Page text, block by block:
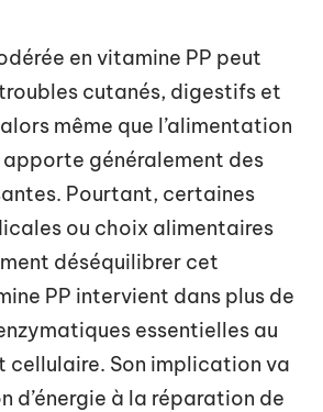
en vitamine PP peut
cutanés, digestifs et
même que l’alimentation
généralement des
Pourtant, certaines
ou choix alimentaires
déséquilibrer cet
PP intervient dans plus de
essentielles au
cellulaire. Son implication va
d’énergie à la réparation de